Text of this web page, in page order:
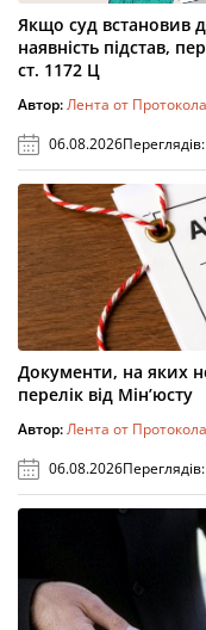
Якщо суд встановив
наявність підстав,
ст. 1172 Ц
Автор:Лента от Протокола
06.08.2026Переглядів:
Документи, на яких
перелік від Мін’юсту
Автор:Лента от Протокола
06.08.2026Переглядів: